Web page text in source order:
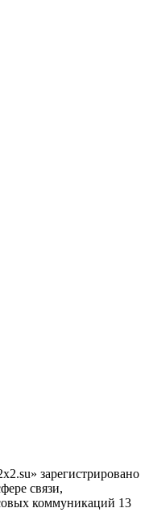
зарегистрировано
связи,
коммуникаций 13